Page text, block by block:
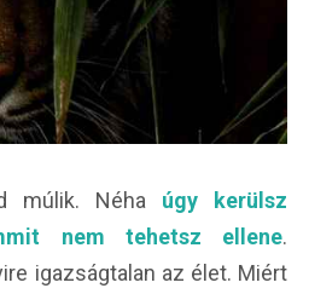
múlik. Néha úgy kerülsz
nem tehetsz ellene.
igazságtalan az élet. Miért